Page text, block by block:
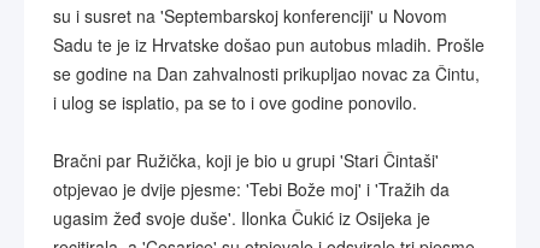
su i susret na 'Septembarskoj konferenciji' u Novom
Sadu te je iz Hrvatske došao pun autobus mladih. Prošle
se godine na Dan zahvalnosti prikupljao novac za Čintu,
i ulog se isplatio, pa se to i ove godine ponovilo.
Bračni par Ružička, koji je bio u grupi 'Stari Čintaši'
otpjevao je dvije pjesme: 'Tebi Bože moj' i 'Tražih da
ugasim žeđ svoje duše'. Ilonka Čukić iz Osijeka je